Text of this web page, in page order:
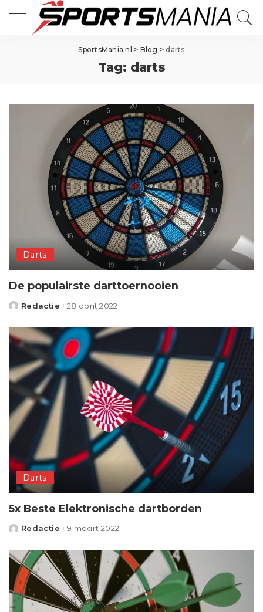
SportsMania.nl > Blog > darts
Tag: darts
Darts
De populairste darttoernooien
Posted
Redactie 28 april 2022
Darts
5x Beste Elektronische dartborden
Posted
Redactie 9 maart 2022